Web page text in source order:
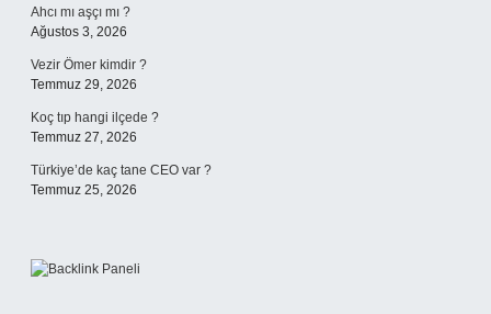
Ahcı mı aşçı mı ?
Ağustos 3, 2026
Vezir Ömer kimdir ?
Temmuz 29, 2026
Koç tıp hangi ilçede ?
Temmuz 27, 2026
Türkiye’de kaç tane CEO var ?
Temmuz 25, 2026